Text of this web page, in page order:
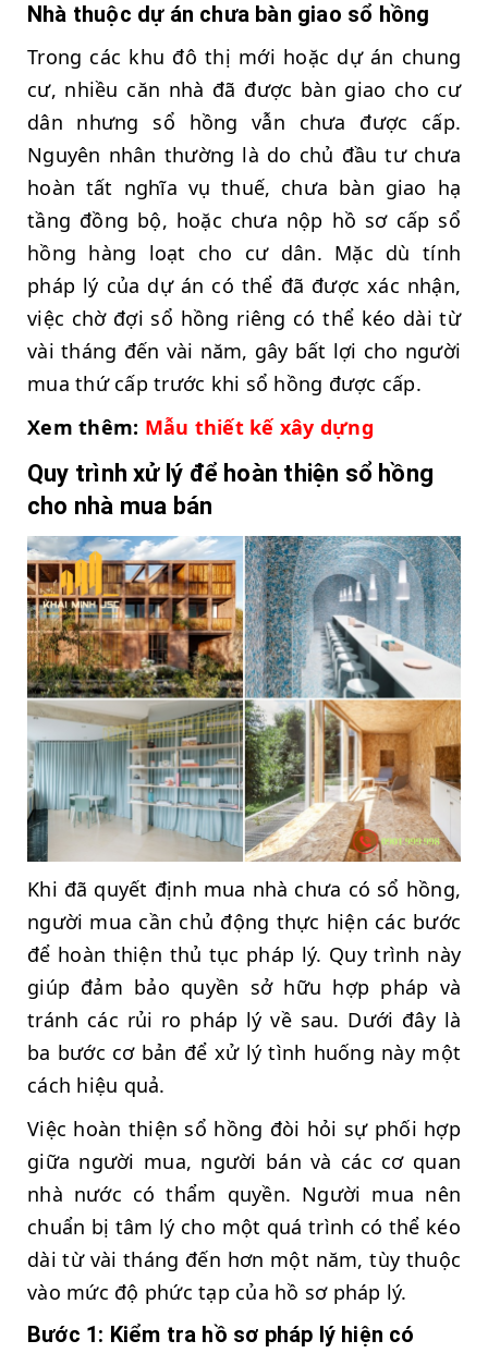
Nhà thuộc dự án chưa bàn giao sổ hồng
Trong các khu đô thị mới hoặc dự án chung
cư, nhiều căn nhà đã được bàn giao cho cư
dân nhưng sổ hồng vẫn chưa được cấp.
Nguyên nhân thường là do chủ đầu tư chưa
hoàn tất nghĩa vụ thuế, chưa bàn giao hạ
tầng đồng bộ, hoặc chưa nộp hồ sơ cấp sổ
hồng hàng loạt cho cư dân. Mặc dù tính
pháp lý của dự án có thể đã được xác nhận,
việc chờ đợi sổ hồng riêng có thể kéo dài từ
vài tháng đến vài năm, gây bất lợi cho người
mua thứ cấp trước khi sổ hồng được cấp.
Xem thêm: Mẫu thiết kế xây dựng
Quy trình xử lý để hoàn thiện sổ hồng
cho nhà mua bán
Khi đã quyết định mua nhà chưa có sổ hồng,
người mua cần chủ động thực hiện các bước
để hoàn thiện thủ tục pháp lý. Quy trình này
giúp đảm bảo quyền sở hữu hợp pháp và
tránh các rủi ro pháp lý về sau. Dưới đây là
ba bước cơ bản để xử lý tình huống này một
cách hiệu quả.
Việc hoàn thiện sổ hồng đòi hỏi sự phối hợp
giữa người mua, người bán và các cơ quan
nhà nước có thẩm quyền. Người mua nên
chuẩn bị tâm lý cho một quá trình có thể kéo
dài từ vài tháng đến hơn một năm, tùy thuộc
vào mức độ phức tạp của hồ sơ pháp lý.
Bước 1: Kiểm tra hồ sơ pháp lý hiện có